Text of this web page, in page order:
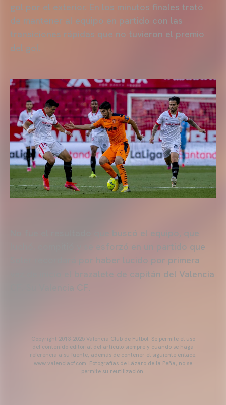
gol por el exterior. En los minutos finales trató
de mantener al equipo en partido con las
transiciones rápidas que no tuvieron el premio
del gol.
No fue el resultado que buscó el equipo, que
luchó, compitió y se esforzó en un partido que
Soler recordará por haber lucido por primera
vez de inicio el brazalete de capitán del Valencia
CF. Su Valencia CF.
Copyright 2013-2025 Valencia Club de Fútbol. Se permite el uso
del contenido editorial del artículo siempre y cuando se haga
referencia a su fuente, además de contener el siguiente enlace:
www.valenciacf.com. Fotografías de Lázaro de la Peña, no se
permite su reutilización.